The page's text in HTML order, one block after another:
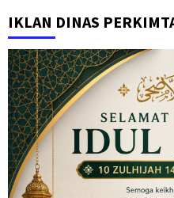
IKLAN DINAS